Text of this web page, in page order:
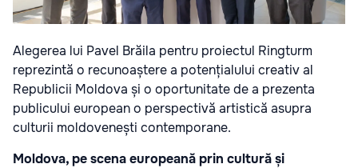
Alegerea lui Pavel Brăila pentru proiectul Ringturm
reprezintă o recunoaștere a potențialului creativ al
Republicii Moldova și o oportunitate de a prezenta
publicului european o perspectivă artistică asupra
culturii moldovenești contemporane.
Moldova, pe scena europeană prin cultură și